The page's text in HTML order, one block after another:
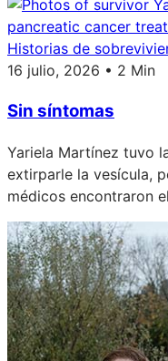
Historias de
16 julio, 2026 • 2 Min
Sin síntomas
Yariela Martínez tuvo
extirparle la vesícula,
médicos encontraron